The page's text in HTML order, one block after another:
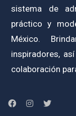
sistema de
práctico y
México.
inspiradores,
colaboración